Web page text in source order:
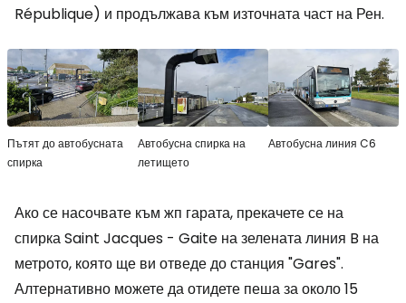
République) и продължава към източната част на Рен.
Пътят до автобусната
спирка
Автобусна спирка на
летището
Автобусна линия C6
Ако се насочвате към жп гарата, прекачете се на
спирка Saint Jacques - Gaite на зелената линия B на
метрото, която ще ви отведе до станция "Gares".
Алтернативно можете да отидете пеша за около 15